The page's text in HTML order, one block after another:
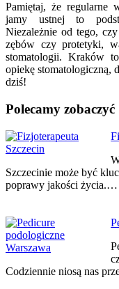
Pamiętaj, że regularne
jamy ustnej to
Niezależnie od tego,
zębów czy protetyki,
stomatologii. Kraków
opiekę stomatologiczną,
dziś!
Polecamy zobaczyć
Szczecinie może być
poprawy jakości życia.…
Codziennie niosą nas
Nawigacja
wpisu